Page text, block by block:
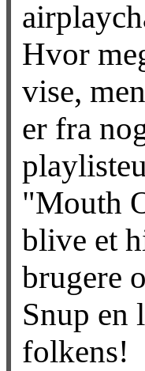
Hvor
vise,
er fra
"Mouth
blive et
brugere
Snup en
folkens!